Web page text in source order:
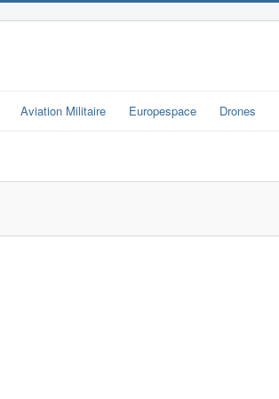
Aviation Militaire Europespace Drones